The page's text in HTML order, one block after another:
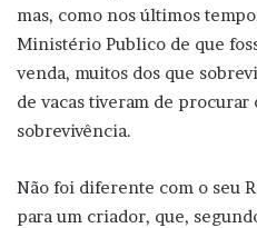
mas, como nos últimos
Ministério Publico de que
venda, muitos dos que
de vacas tiveram de procurar
sobrevivência.
Não foi diferente com o seu
para um criador, que,